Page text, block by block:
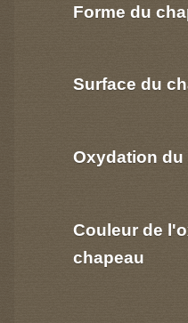
Forme du
Surface du
Oxydation du
Couleur de
chapeau